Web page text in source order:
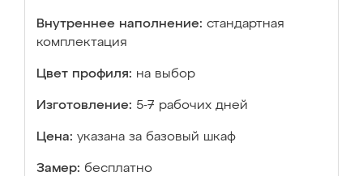
Внутреннее наполнение: стандартная
комплектация
Цвет профиля: на выбор
Изготовление: 5-7 рабочих дней
Цена: указана за базовый шкаф
Замер: бесплатно